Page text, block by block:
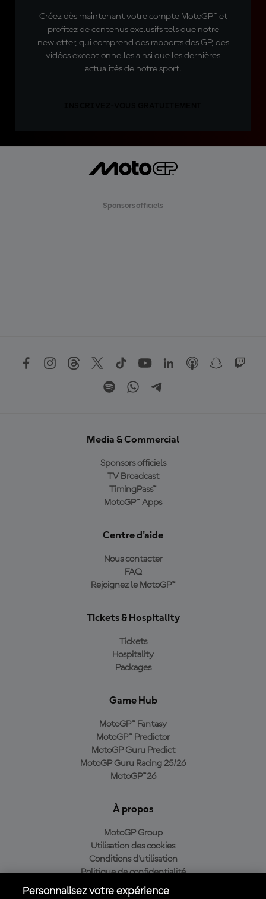
Créez dès maintenant votre compte MotoGP™ et
profitez de contenus exclusifs tels que notre
newletter, qui comprend des rapports des GP, des
vidéos exceptionnelles ainsi que les dernières
actualités de notre sport.
Sponsors officiels
Media & Commercial
Sponsors officiels
TV Broadcast
TimingPass™
MotoGP™ Apps
Centre d'aide
Nous contacter
FAQ
Rejoignez le MotoGP™
Tickets & Hospitality
Tickets
Hospitality
Packages
Game Hub
MotoGP™ Fantasy
MotoGP™ Predictor
MotoGP Guru Predict
MotoGP Guru Racing 25/26
MotoGP™26
À propos
MotoGP Group
Utilisation des cookies
Conditions d'utilisation
Politique de confidentialité
Politique d’achat
Personnalisez votre expérience